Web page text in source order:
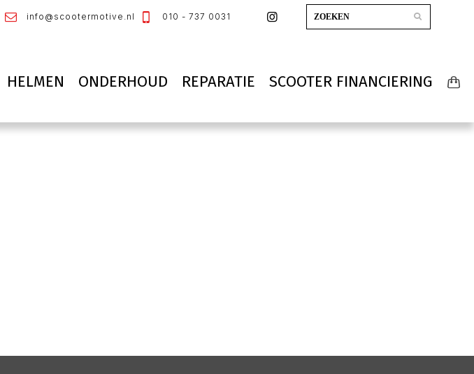
info@scootermotive.nl 010 - 737 0031
HELMEN ONDERHOUD REPARATIE SCOOTER FINANCIERING